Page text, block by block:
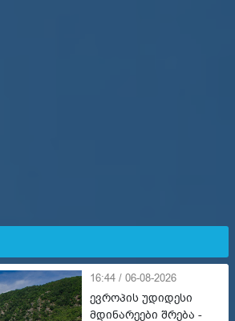
16:44 / 06-08-2026
ევროპის უდიდესი
მდინარეები შრება -